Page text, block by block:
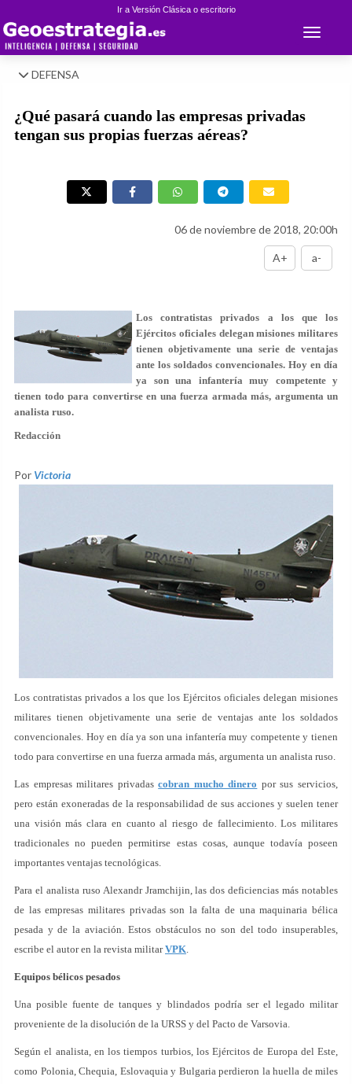
Ir a Versión Clásica o escritorio
Toggle
DEFENSA
¿Qué pasará cuando las empresas privadas
tengan sus propias fuerzas aéreas?
06 de noviembre de 2018, 20:00h
A+ a-
Los contratistas privados a los que los
Ejércitos oficiales delegan misiones militares
tienen objetivamente una serie de ventajas
ante los soldados convencionales. Hoy en día
ya son una infantería muy competente y
tienen todo para convertirse en una fuerza armada más, argumenta un
analista ruso.
Redacción
Por Victoria
Los contratistas privados a los que los Ejércitos oficiales delegan misiones
militares tienen objetivamente una serie de ventajas ante los soldados
convencionales. Hoy en día ya son una infantería muy competente y tienen
todo para convertirse en una fuerza armada más, argumenta un analista ruso.
Las empresas militares privadascobran mucho dinero por sus servicios,
pero están exoneradas de la responsabilidad de sus acciones y suelen tener
una visión más clara en cuanto al riesgo de fallecimiento. Los militares
tradicionales no pueden permitirse estas cosas, aunque todavía poseen
importantes ventajas tecnológicas.
Para el analista ruso Alexandr Jramchijin, las dos deficiencias más notables
de las empresas militares privadas son la falta de una maquinaria bélica
pesada y de la aviación. Estos obstáculos no son del todo insuperables,
escribe el autor en la revista militarVPK.
Equipos bélicos pesados
Una posible fuente de tanques y blindados podría ser el legado militar
proveniente de la disolución de la URSS y del Pacto de Varsovia.
Según el analista, en los tiempos turbios, los Ejércitos de Europa del Este,
como Polonia, Chequia, Eslovaquia y Bulgaria perdieron la huella de miles